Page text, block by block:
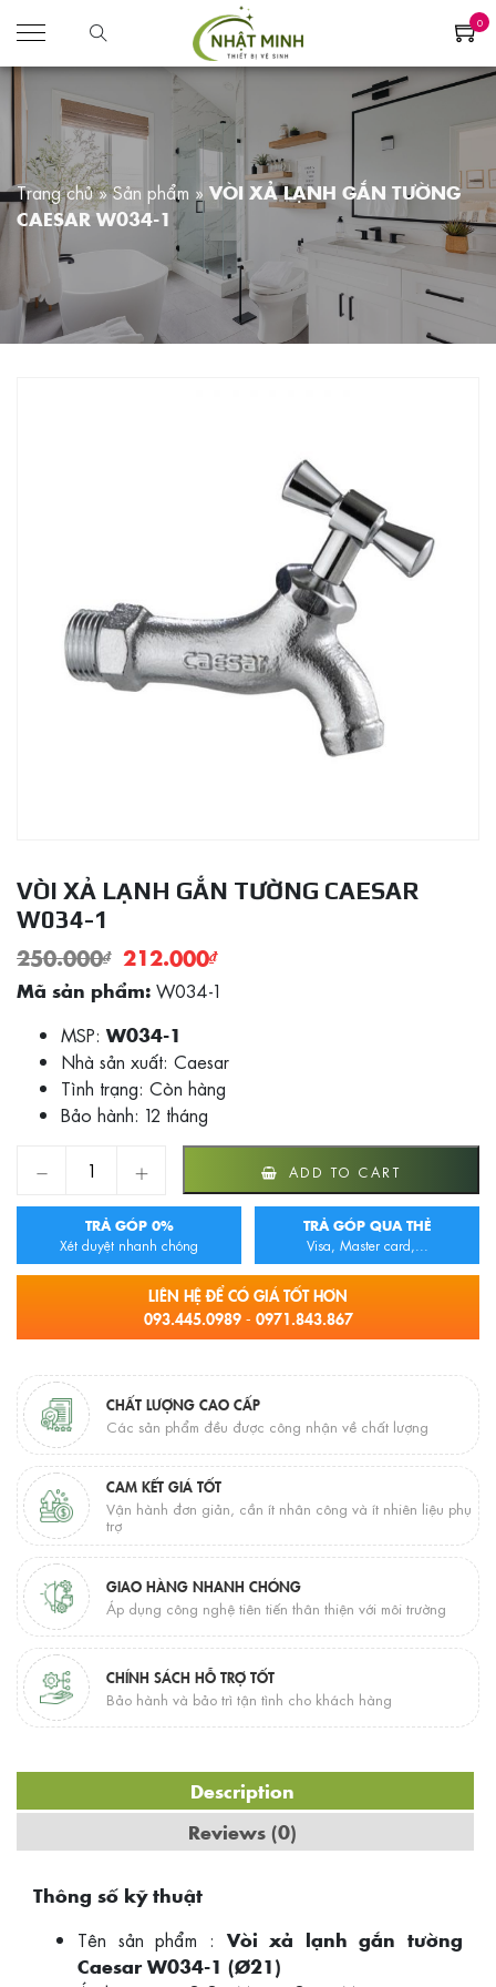
0
Trang chủ»Sản phẩm » VÒI XẢ LẠNH GẮN TƯỜNG
CAESAR W034-1
VÒI XẢ LẠNH GẮN TƯỜNG CAESAR
W034-1
250.000₫ 212.000₫
Mã sản phẩm: W034-1
MSP: W034-1
Nhà sản xuất: Caesar
Tình trạng: Còn hàng
Bảo hành: 12 tháng
VÒI XẢ LẠNH GẮN TƯỜNG CAESAR W034-1 quantity
ADD TO CART
TRẢ GÓP 0%
Xét duyệt nhanh chóng
TRẢ GÓP QUA THẺ
Visa, Master card,...
LIÊN HỆ ĐỂ CÓ GIÁ TỐT HƠN
093.445.0989 - 0971.843.867
CHẤT LƯỢNG CAO CẤP
Các sản phẩm đều được công nhận về chất lượng
CAM KẾT GIÁ TỐT
Vận hành đơn giản, cần ít nhân công và ít nhiên liệu phụ
trợ
GIAO HÀNG NHANH CHÓNG
Áp dụng công nghệ tiên tiến thân thiện với môi trường
CHÍNH SÁCH HỖ TRỢ TỐT
Bảo hành và bảo trì tận tình cho khách hàng
Description
Reviews (0)
Thông số kỹ thuật
Tên sản phẩm : Vòi xả lạnh gắn tường
Caesar W034-1 (Ø21)